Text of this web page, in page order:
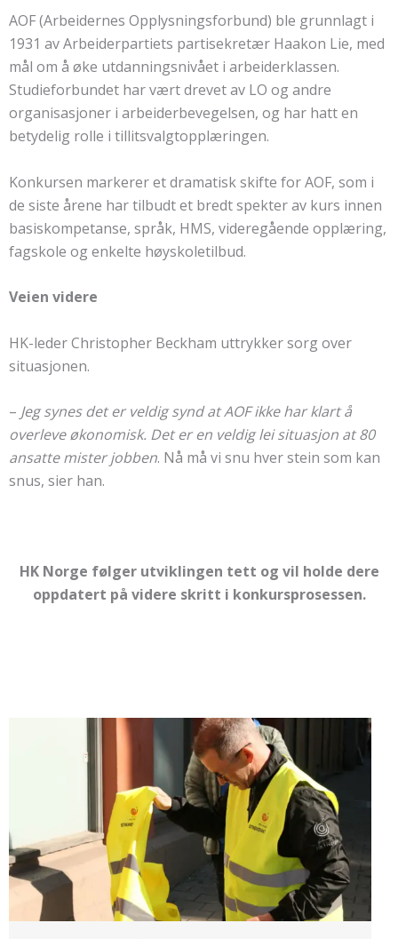
AOF (Arbeidernes Opplysningsforbund) ble grunnlagt i
1931 av Arbeiderpartiets partisekretær Haakon Lie, med
mål om å øke utdanningsnivået i arbeiderklassen.
Studieforbundet har vært drevet av LO og andre
organisasjoner i arbeiderbevegelsen, og har hatt en
betydelig rolle i tillitsvalgtopplæringen.
Konkursen markerer et dramatisk skifte for AOF, som i
de siste årene har tilbudt et bredt spekter av kurs innen
basiskompetanse, språk, HMS, videregående opplæring,
fagskole og enkelte høyskoletilbud.
Veien videre
HK-leder Christopher Beckham uttrykker sorg over
situasjonen.
– Jeg synes det er veldig synd at AOF ikke har klart å
overleve økonomisk. Det er en veldig lei situasjon at 80
ansatte mister jobben. Nå må vi snu hver stein som kan
snus, sier han.
HK Norge følger utviklingen tett og vil holde dere
oppdatert på videre skritt i konkursprosessen.